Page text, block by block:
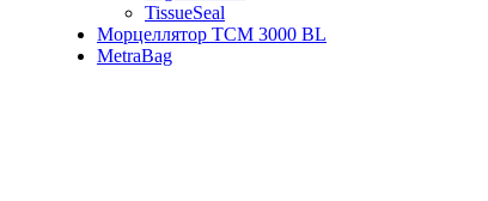
TissueSeal
Морцеллятор ТСМ 3000 BL
MetraBag